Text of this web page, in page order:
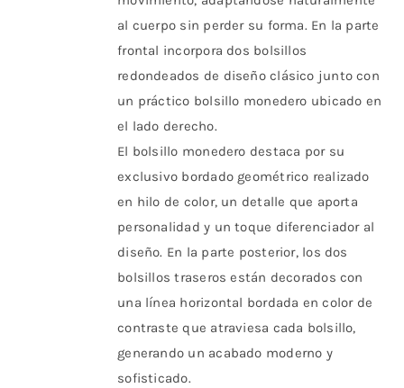
al cuerpo sin perder su forma. En la parte
frontal incorpora dos bolsillos
redondeados de diseño clásico junto con
un práctico bolsillo monedero ubicado en
el lado derecho.
El bolsillo monedero destaca por su
exclusivo bordado geométrico realizado
en hilo de color, un detalle que aporta
personalidad y un toque diferenciador al
diseño. En la parte posterior, los dos
bolsillos traseros están decorados con
una línea horizontal bordada en color de
contraste que atraviesa cada bolsillo,
generando un acabado moderno y
sofisticado.